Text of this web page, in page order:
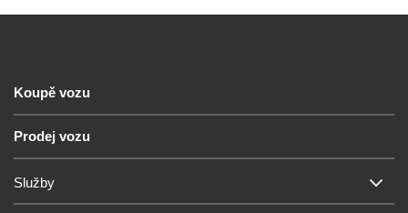
Koupě vozu
Prodej vozu
Služby